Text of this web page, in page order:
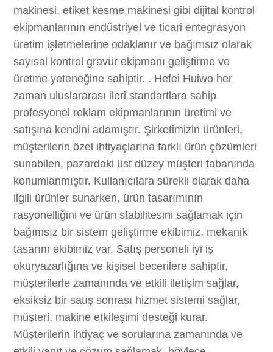
makinesi, etiket kesme makinesi gibi dijital kontrol
ekipmanlarının endüstriyel ve ticari entegrasyon
üretim işletmelerine odaklanır ve bağımsız olarak
sayısal kontrol gravür ekipmanı geliştirme ve
üretme yeteneğine sahiptir. . Hefei Huiwo her
zaman uluslararası ileri standartlara sahip
profesyonel reklam ekipmanlarının üretimi ve
satışına kendini adamıştır. Şirketimizin ürünleri,
müşterilerin özel ihtiyaçlarına farklı ürün çözümleri
sunabilen, pazardaki üst düzey müşteri tabanında
konumlanmıştır. Kullanıcılara sürekli olarak daha
ilgili ürünler sunarken, ürün tasarımının
rasyonelliğini ve ürün stabilitesini sağlamak için
bağımsız bir sistem geliştirme ekibimiz, mekanik
tasarım ekibimiz var. Satış personeli iyi iş
okuryazarlığına ve kişisel becerilere sahiptir,
müşterilerle zamanında ve etkili iletişim sağlar,
eksiksiz bir satış sonrası hizmet sistemi sağlar,
müşteri, makine etkileşimi desteği kurar.
Müşterilerin ihtiyaç ve sorularına zamanında ve